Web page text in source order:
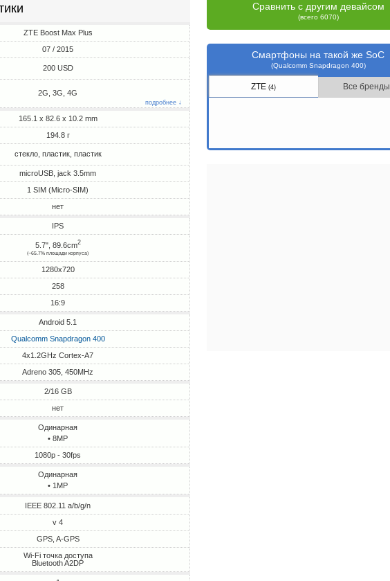
ZTE Boost Max Plus
07 / 2015
200 USD
2G, 3G, 4G
подробнее ↓
165.1 x 82.6 x 10.2 mm
194.8 г
стекло, пластик, пластик
microUSB, jack 3.5mm
1 SIM (Micro-SIM)
нет
IPS
5.7", 89.6cm2
(~65.7% площади корпуса)
1280x720
258
16:9
Android 5.1
Qualcomm Snapdragon 400
4x1.2GHz Cortex-A7
Adreno 305, 450MHz
2/16 GB
нет
Одинарная
• 8MP
1080p - 30fps
Одинарная
• 1MP
IEEE 802.11 a/b/g/n
v 4
GPS, A-GPS
Wi-Fi точка доступа
Bluetooth A2DP
Сравнить с другим девайсом
(всего 6070)
Смартфоны на такой же SoC
(Qualcomm Snapdragon 400)
ZTE(4) Все бренды